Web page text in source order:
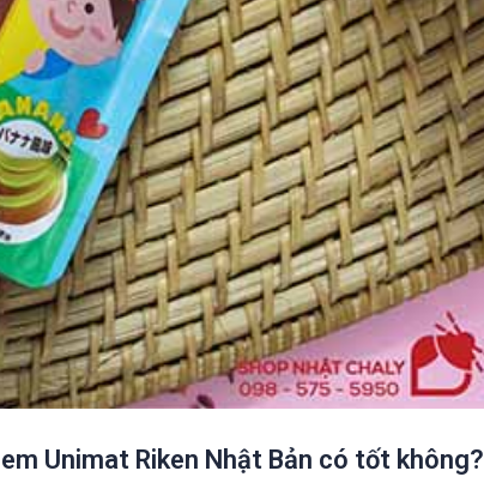
Unimat Riken Nhật Bản có tốt không?